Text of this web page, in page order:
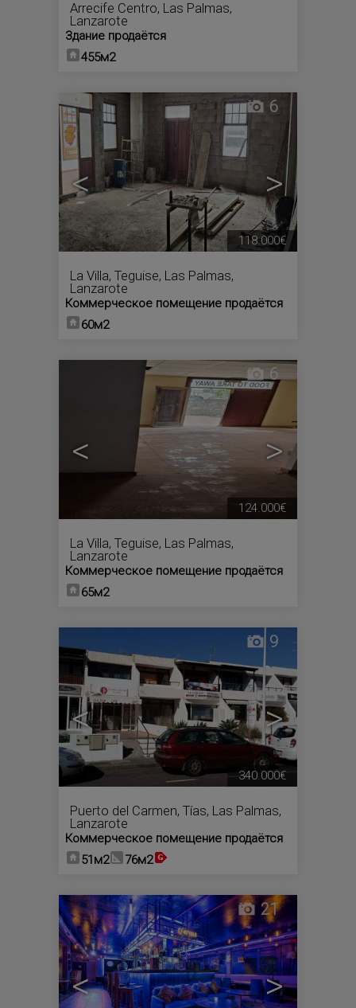
Arrecife Centro, Las Palmas,
Lanzarote
Здание продаётся
455м2
< >
6
La Villa, Teguise, Las Palmas,
Lanzarote
Коммерческое помещение продаётся
60м2
118.000€
< >
6
La Villa, Teguise, Las Palmas,
Lanzarote
Коммерческое помещение продаётся
65м2
124.000€
< >
9
Puerto del Carmen, Tías, Las Palmas,
Lanzarote
Коммерческое помещение продаётся
51м2
76м2
340.000€
< >
21